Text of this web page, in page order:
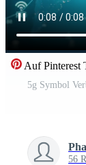
Auf Pinterest
5g Symbol
56